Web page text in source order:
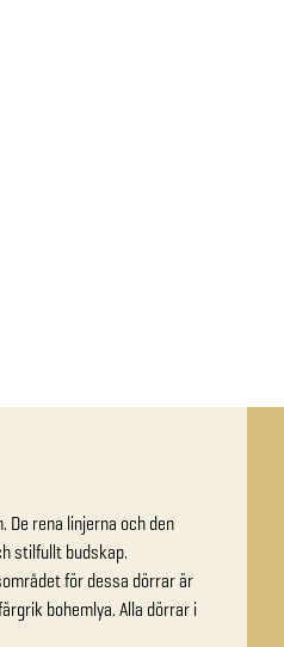
rena linjerna och den
stilfullt budskap.
för dessa dörrar är
bohemlya. Alla dörrar i